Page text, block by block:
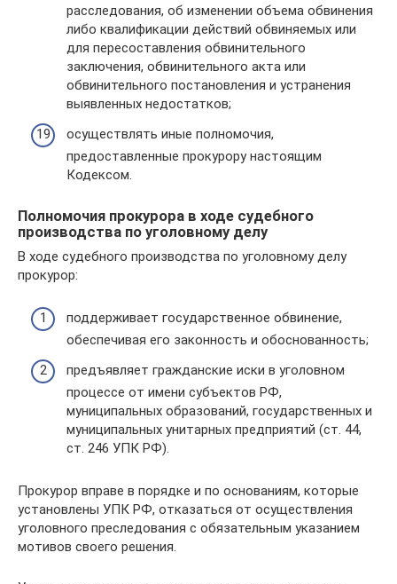
расследования, об изменении объема обвинения
либо квалификации действий обвиняемых или
для пересоставления обвинительного
заключения, обвинительного акта или
обвинительного постановления и устранения
выявленных недостатков;
осуществлять иные полномочия,
предоставленные прокурору настоящим
Кодексом.
Полномочия прокурора в ходе судебного
производства по уголовному делу
В ходе судебного производства по уголовному делу
прокурор:
поддерживает государственное обвинение,
обеспечивая его законность и обоснованность;
предъявляет гражданские иски в уголовном
процессе от имени субъектов РФ,
муниципальных образований, государственных и
муниципальных унитарных предприятий (ст. 44,
ст. 246 УПК РФ).
Прокурор вправе в порядке и по основаниям, которые
установлены УПК РФ, отказаться от осуществления
уголовного преследования с обязательным указанием
мотивов своего решения.